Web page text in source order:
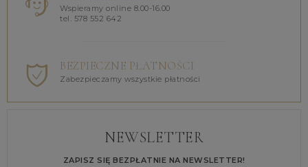
Wspieramy online 8.00-16.00
tel. 578 552 642
BEZPIECZNE PŁATNOŚCI
Zabezpieczamy wszystkie płatności
NEWSLETTER
ZAPISZ SIĘ BEZPŁATNIE NA NEWSLETTER!